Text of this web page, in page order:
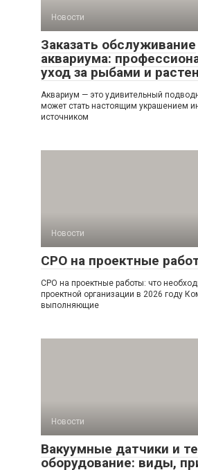
Новости
Заказать обслуживание
аквариума:
уход за рыбами и
Аквариум — это удивительный
может стать настоящим украшением
источником
Новости
СРО на проектные
СРО на проектные работы: что
проектной организации в 2026 году
выполняющие
Новости
Вакуумные датчики и
оборудование: виды,